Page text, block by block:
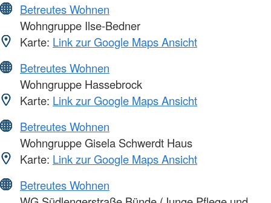
Betreutes Wohnen
Wohngruppe Ilse-Bedner
Karte: Link zur Google Maps Ansicht
Betreutes Wohnen
Wohngruppe Hassebrock
Karte: Link zur Google Maps Ansicht
Betreutes Wohnen
Wohngruppe Gisela Schwerdt Haus
Karte: Link zur Google Maps Ansicht
Betreutes Wohnen